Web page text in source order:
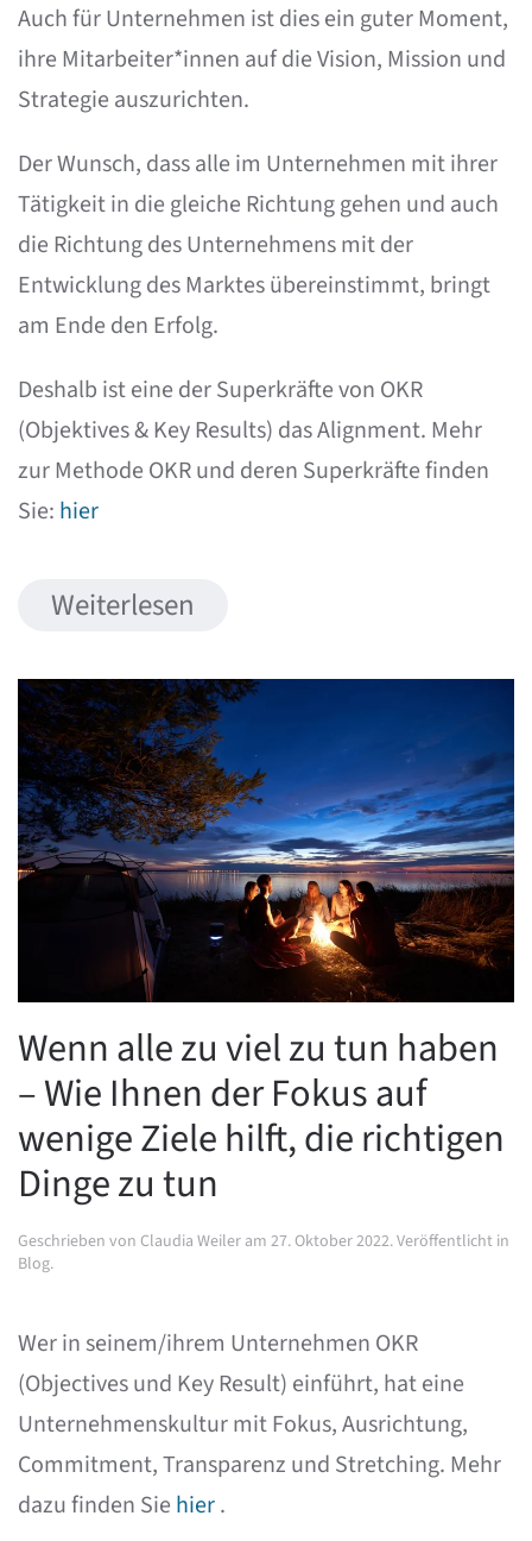
Auch für Unternehmen ist dies ein guter Moment,
ihre Mitarbeiter*innen auf die Vision, Mission und
Strategie auszurichten.
Der Wunsch, dass alle im Unternehmen mit ihrer
Tätigkeit in die gleiche Richtung gehen und auch
die Richtung des Unternehmens mit der
Entwicklung des Marktes übereinstimmt, bringt
am Ende den Erfolg.
Deshalb ist eine der Superkräfte von OKR
(Objektives & Key Results) das Alignment. Mehr
zur Methode OKR und deren Superkräfte finden
Sie: hier
Weiterlesen
Wenn alle zu viel zu tun haben
– Wie Ihnen der Fokus auf
wenige Ziele hilft, die richtigen
Dinge zu tun
Geschrieben von Claudia Weiler am 27. Oktober 2022. Veröffentlicht in
Blog.
Wer in seinem/ihrem Unternehmen OKR
(Objectives und Key Result) einführt, hat eine
Unternehmenskultur mit Fokus, Ausrichtung,
Commitment, Transparenz und Stretching. Mehr
dazu finden Sie hier.